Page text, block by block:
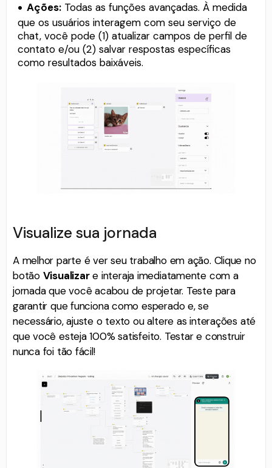
Ações: Todas as funções avançadas. À medida
que os usuários interagem com seu serviço de
chat, você pode (1) atualizar campos de perfil de
contato e/ou (2) salvar respostas específicas
como resultados baixáveis.
Visualize sua jornada
A melhor parte é ver seu trabalho em ação. Clique no
botão Visualizare interaja imediatamente com a
jornada que você acabou de projetar. Teste para
garantir que funciona como esperado e, se
necessário, ajuste o texto ou altere as interações até
que você esteja 100% satisfeito. Testar e construir
nunca foi tão fácil!